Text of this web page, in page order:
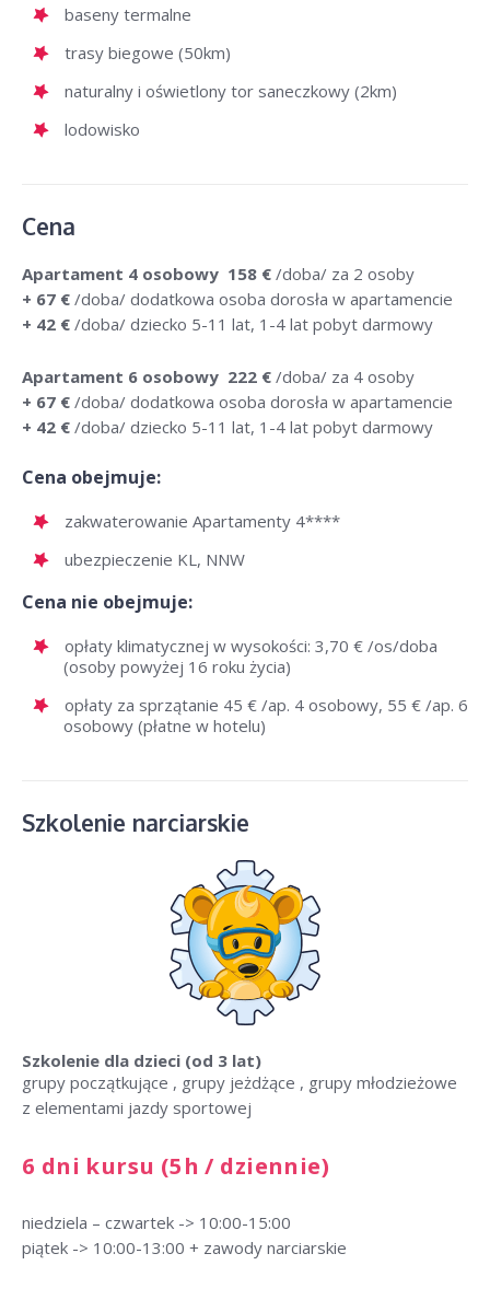
baseny termalne
trasy biegowe (50km)
naturalny i oświetlony tor saneczkowy (2km)
lodowisko
Cena
Apartament 4 osobowy 158 € /doba/ za 2 osoby
+ 67 € /doba/ dodatkowa osoba dorosła w apartamencie
+ 42 € /doba/ dziecko 5-11 lat, 1-4 lat pobyt darmowy
Apartament 6 osobowy 222 € /doba/ za 4 osoby
+ 67 € /doba/ dodatkowa osoba dorosła w apartamencie
+ 42 € /doba/ dziecko 5-11 lat, 1-4 lat pobyt darmowy
Cena obejmuje:
zakwaterowanie Apartamenty 4****
ubezpieczenie KL, NNW
Cena nie obejmuje:
opłaty klimatycznej w wysokości: 3,70 € /os/doba
(osoby powyżej 16 roku życia)
opłaty za sprzątanie 45 € /ap. 4 osobowy, 55 € /ap. 6
osobowy (płatne w hotelu)
Szkolenie narciarskie
Szkolenie dla dzieci (od 3 lat)
grupy początkujące , grupy jeżdżące , grupy młodzieżowe
z elementami jazdy sportowej
6 dni kursu (5h / dziennie)
niedziela – czwartek -> 10:00-15:00
piątek -> 10:00-13:00 + zawody narciarskie